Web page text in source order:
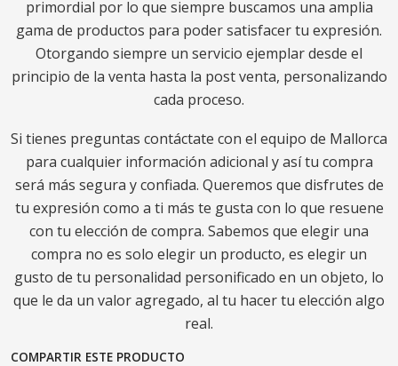
primordial por lo que siempre buscamos una amplia
gama de productos para poder satisfacer tu expresión.
Otorgando siempre un servicio ejemplar desde el
principio de la venta hasta la post venta, personalizando
cada proceso.
Si tienes preguntas contáctate con el equipo de Mallorca
para cualquier información adicional y así tu compra
será más segura y confiada. Queremos que disfrutes de
tu expresión como a ti más te gusta con lo que resuene
con tu elección de compra. Sabemos que elegir una
compra no es solo elegir un producto, es elegir un
gusto de tu personalidad personificado en un objeto, lo
que le da un valor agregado, al tu hacer tu elección algo
real.
COMPARTIR ESTE PRODUCTO